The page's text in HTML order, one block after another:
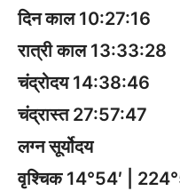
दिन काल 10:27:16
रात्री काल 13:33:28
चंद्रोदय 14:38:46
चंद्रास्त 27:57:47
लग्न सूर्योदय
वृश्चिक 14°54′ |